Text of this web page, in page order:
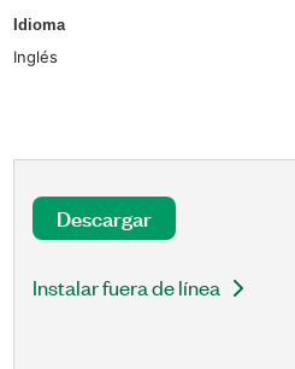
Idioma
Inglés
Descargar
Instalar fuera de línea